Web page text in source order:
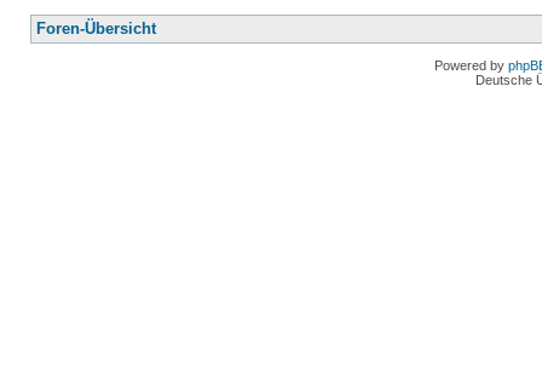
Foren-Übersicht
Powered by
Deutsche